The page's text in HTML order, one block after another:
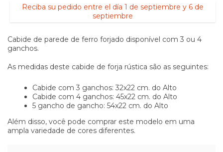
Reciba su pedido entre el día 1 de septiembre y 6 de
septiembre
Cabide de parede de ferro forjado disponível com 3 ou 4
ganchos.
As medidas deste cabide de forja rústica são as seguintes:
Cabide com 3 ganchos: 32x22 cm. do Alto
Cabide com 4 ganchos: 45x22 cm. do Alto
5 gancho de gancho: 54x22 cm. do Alto
Além disso, você pode comprar este modelo em uma
ampla variedade de cores diferentes.